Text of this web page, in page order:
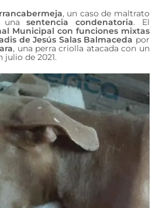
, un caso de maltrato
unasentencia condenatoria. El
Municipal con funciones mixtas
de Jesús Salas Balmaceda por
, una perra criolla atacada con un
de 2021.